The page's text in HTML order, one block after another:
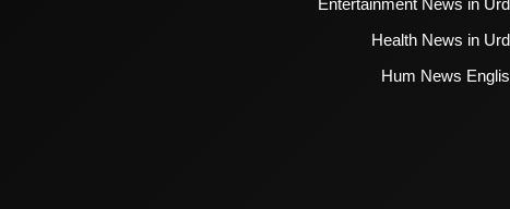
Entertainment News in
Health News in
Hum News